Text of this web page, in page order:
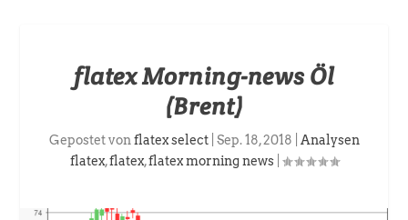
flatex Morning-news Öl
(Brent)
Gepostet vonflatex select| Sep. 18, 2018
Analysen
flatex,flatex,flatex morning news|